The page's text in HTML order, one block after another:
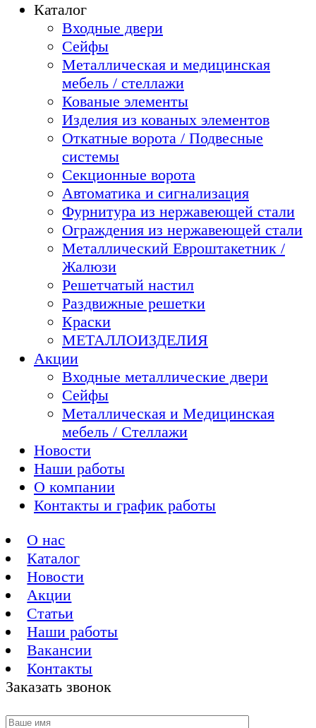
Каталог
Входные двери
Сейфы
Металлическая и медицинская
мебель / стеллажи
Кованые элементы
Изделия из кованых элементов
Откатные ворота / Подвесные
системы
Секционные ворота
Автоматика и сигнализация
Фурнитура из нержавеющей стали
Ограждения из нержавеющей стали
Металлический Евроштакетник /
Жалюзи
Решетчатый настил
Раздвижные решетки
Краски
МЕТАЛЛОИЗДЕЛИЯ
Акции
Входные металлические двери
Сейфы
Металлическая и Медицинская
мебель / Стеллажи
Новости
Наши работы
О компании
Контакты и график работы
О нас
Каталог
Новости
Акции
Статьи
Наши работы
Вакансии
Контакты
Заказать звонок